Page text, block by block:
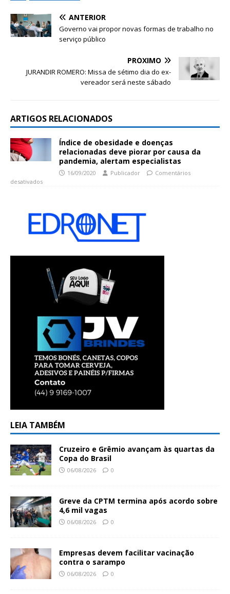
ANTERIOR
Governo vai propor novas formas de trabalho no
serviço público
PRÓXIMO
JURANDIR ROMERO: Missa de sétimo dia do ex-
vereador será neste sábado
ARTIGOS RELACIONADOS
Índice de obesidade e doenças
relacionadas deve piorar por causa da
pandemia, alertam especialistas
16/09/2020 Publicador
Comentários
desativados
LEIA TAMBÉM
Cruzeiro e Grêmio avançam às quartas da
Copa do Brasil
06/08/2026 0
Greve da CPTM termina após acordo sobre
4,6 mil vagas
06/08/2026 0
Empresas devem facilitar vacinação
contra o sarampo
06/08/2026 0